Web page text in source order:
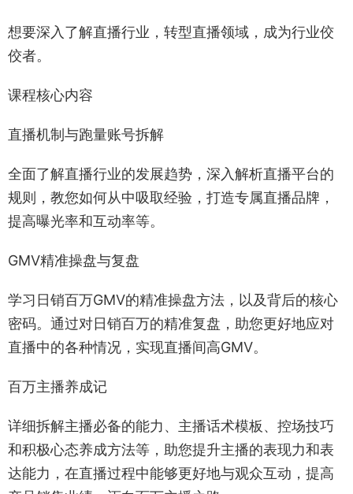
想要深入了解直播行业，转型直播领域，成为行业佼
佼者。
课程核心内容
直播机制与跑量账号拆解
全面了解直播行业的发展趋势，深入解析直播平台的
规则，教您如何从中吸取经验，打造专属直播品牌，
提高曝光率和互动率等。
GMV精准操盘与复盘
学习日销百万GMV的精准操盘方法，以及背后的核心
密码。通过对日销百万的精准复盘，助您更好地应对
直播中的各种情况，实现直播间高GMV。
百万主播养成记
详细拆解主播必备的能力、主播话术模板、控场技巧
和积极心态养成方法等，助您提升主播的表现力和表
达能力，在直播过程中能够更好地与观众互动，提高